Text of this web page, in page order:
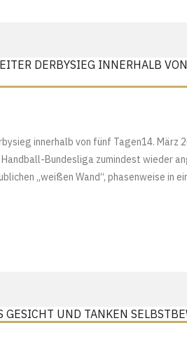
DERBYSIEG INNERHALB
innerhalb von fünf Tagen14. März
Bundesliga zumindest wieder
„weißen Wand“, phasenweise in
UND TANKEN